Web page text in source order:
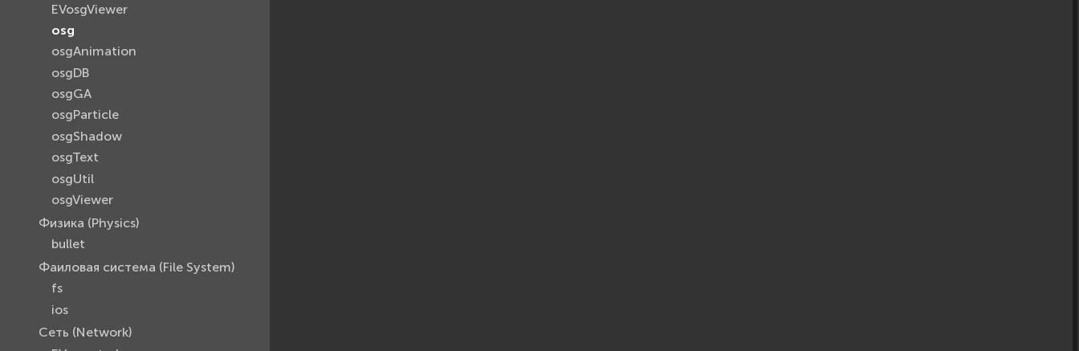
EVosgViewer
osg
osgAnimation
osgDB
osgGA
osgParticle
osgShadow
osgText
osgUtil
osgViewer
Физика (Physics)
bullet
Фаиловая система (File System)
fs
ios
Сеть (Network)